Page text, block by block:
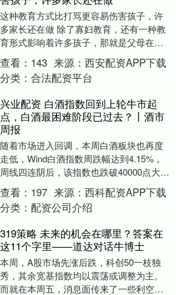
这种教育方式比打骂更容易伤害孩子，许
多家长还在做 除了寡妇教育，还有一种教
育形式影响着许多孩子，那就是父母在教
育孩子时唱黑脸。父母有自己的想法，但
孩子只有一个，....
查看： 143 来源： 西安配资APP下载
分类： 合法配资平台
兴业配资 白酒指数回到上轮牛市起
点，白酒最困难阶段已过去？丨酒市
周报
随着市场进入回调，本周白酒板块也再度
走低，Wind白酒指数周跌幅达到4.15%，
周线四连阴后，该指数也跌破40000点大
关，回到上轮白酒牛市起点附近。周中，
高盛....
查看： 197 来源： 西科配资APP下载
分类： 配资公司介绍
319策略 未来的机会在哪里？答案在
这11个字里——道达对话牛博士
本周，A股市场先涨后跌，科创50一枝独
秀，其余宽基指数均以震荡或调整为主。
而就在本周五，消息面传来了一些利空消